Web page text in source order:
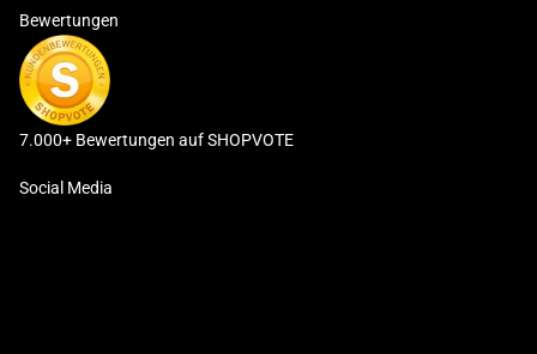
Bewertungen
7.000+ Bewertungen auf SHOPVOTE
Social Media